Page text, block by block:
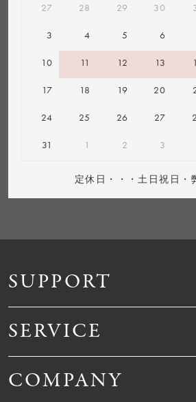
SUPPORT
SERVICE
COMPANY
27 28 29 30
3 4 5 6
10 11 12 13
17 18 19 20
24 25 26 27
31 1 2 3
定休日・・・土日祝日・